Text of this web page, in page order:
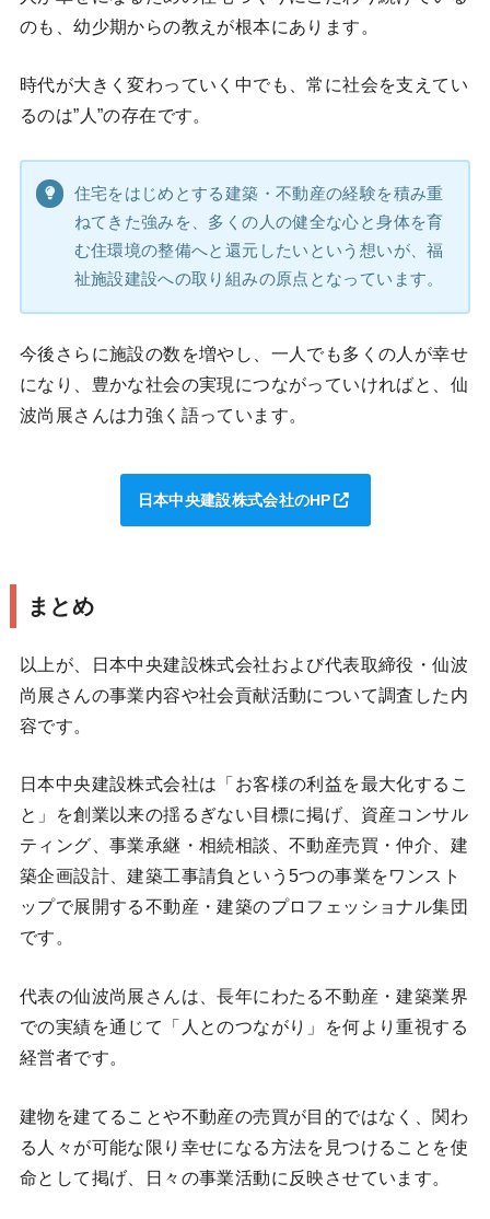
のも、幼少期からの教えが根本にあります。
時代が大きく変わっていく中でも、常に社会を支えてい
るのは”人”の存在です。
住宅をはじめとする建築・不動産の経験を積み重
ねてきた強みを、多くの人の健全な心と身体を育
む住環境の整備へと還元したいという想いが、福
祉施設建設への取り組みの原点となっています。
今後さらに施設の数を増やし、一人でも多くの人が幸せ
になり、豊かな社会の実現につながっていければと、仙
波尚展さんは力強く語っています。
日本中央建設株式会社のHP
まとめ
以上が、日本中央建設株式会社および代表取締役・仙波
尚展さんの事業内容や社会貢献活動について調査した内
容です。
日本中央建設株式会社は「お客様の利益を最大化するこ
と」を創業以来の揺るぎない目標に掲げ、資産コンサル
ティング、事業承継・相続相談、不動産売買・仲介、建
築企画設計、建築工事請負という5つの事業をワンスト
ップで展開する不動産・建築のプロフェッショナル集団
です。
代表の仙波尚展さんは、長年にわたる不動産・建築業界
での実績を通じて「人とのつながり」を何より重視する
経営者です。
建物を建てることや不動産の売買が目的ではなく、関わ
る人々が可能な限り幸せになる方法を見つけることを使
命として掲げ、日々の事業活動に反映させています。